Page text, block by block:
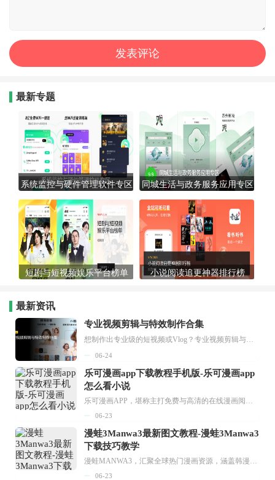
最新专题
系统监控与硬件管理软件专区 同城生活与政务服务应用专区
短剧与短视频娱乐平台榜单 小说阅读追更神器排行榜
最新资讯
专业视频剪辑与特效制作合集
想制作出专业级的短视频或Vlog？专业视频剪辑与特效制作大全专题为你提供了从剪辑、抠像到特效包装的全套解决方案。无论是添加炫酷的片头、进行精准的视频抠图，还是制...
06-24
乐可漫画app下载教程手机版-乐可漫画app
怎么看小说
06-23
漫蛙3Manwa3最新图文教程-漫蛙3Manwa3
下载技巧教学
06-23